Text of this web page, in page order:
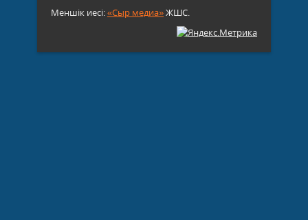
Меншік иесі:«Сыр медиа»ЖШС.